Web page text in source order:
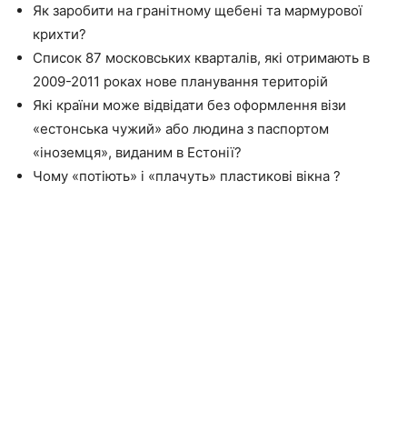
Як заробити на гранітному щебені та мармурової
крихти?
Список 87 московських кварталів, які отримають в
2009-2011 роках нове планування територій
Які країни може відвідати без оформлення візи
«естонська чужий» або людина з паспортом
«іноземця», виданим в Естонії?
Чому «потіють» і «плачуть» пластикові вікна ?